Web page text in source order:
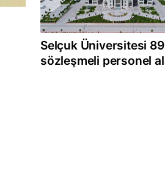
Selçuk Üniversitesi 89
sözleşmeli personel